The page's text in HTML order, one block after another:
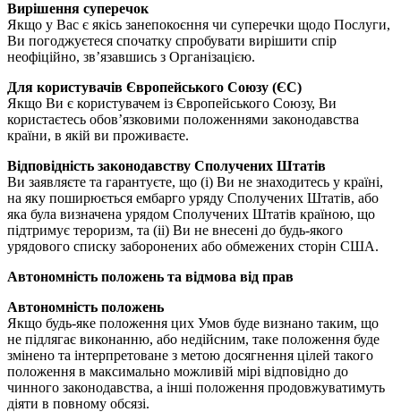
Вирішення суперечок
Якщо у Вас є якісь занепокоєння чи суперечки щодо Послуги,
Ви погоджуєтеся спочатку спробувати вирішити спір
неофіційно, зв’язавшись з Організацією.
Для користувачів Європейського Союзу (ЄС)
Якщо Ви є користувачем із Європейського Союзу, Ви
користаєтесь обов’язковими положеннями законодавства
країни, в якій ви проживаєте.
Відповідність законодавству Сполучених Штатів
Ви заявляєте та гарантуєте, що (i) Ви не знаходитесь у країні,
на яку поширюється ембарго уряду Сполучених Штатів, або
яка була визначена урядом Сполучених Штатів країною, що
підтримує тероризм, та (ii) Ви не внесені до будь-якого
урядового списку заборонених або обмежених сторін США.
Автономність положень та відмова від прав
Автономність положень
Якщо будь-яке положення цих Умов буде визнано таким, що
не підлягає виконанню, або недійсним, таке положення буде
змінено та інтерпретоване з метою досягнення цілей такого
положення в максимально можливій мірі відповідно до
чинного законодавства, а інші положення продовжуватимуть
діяти в повному обсязі.